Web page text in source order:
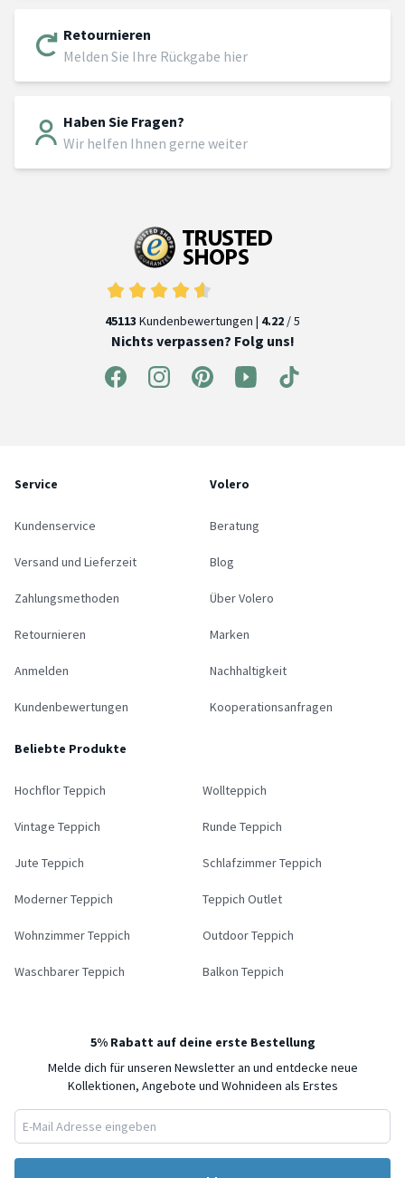
Retournieren
Melden Sie Ihre Rückgabe hier
Haben Sie Fragen?
Wir helfen Ihnen gerne weiter
45113 Kundenbewertungen | 4.22 / 5
Nichts verpassen? Folg uns!
Service
Kundenservice
Versand und Lieferzeit
Zahlungsmethoden
Retournieren
Anmelden
Kundenbewertungen
Volero
Beratung
Blog
Über Volero
Marken
Nachhaltigkeit
Kooperationsanfragen
Beliebte Produkte
Hochflor Teppich Wollteppich
Vintage Teppich Runde Teppich
Jute Teppich Schlafzimmer Teppich
Moderner Teppich Teppich Outlet
Wohnzimmer Teppich Outdoor Teppich
Waschbarer Teppich Balkon Teppich
5% Rabatt auf deine erste Bestellung
Melde dich für unseren Newsletter an und entdecke neue
Kollektionen, Angebote und Wohnideen als Erstes